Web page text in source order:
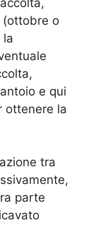
(ottobre o
la
e qui
ottenere la
tra
parte